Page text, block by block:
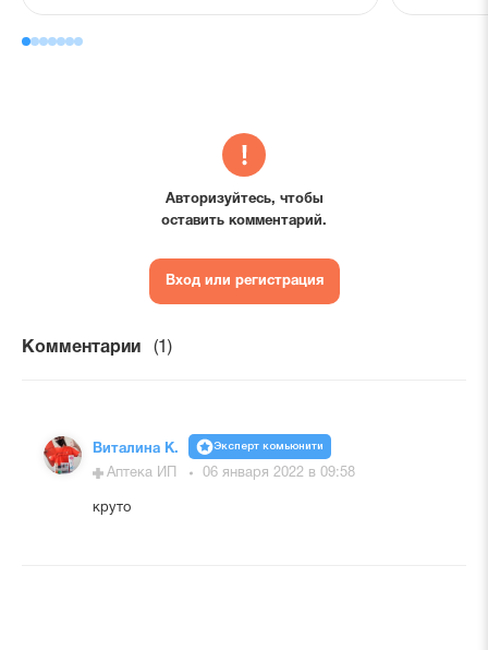
Авторизуйтесь, чтобы
оставить комментарий.
Вход или регистрация
Комментарии (1)
Виталина К. Эксперт комьюнити
Аптека ИП 06 января 2022 в 09:58
круто